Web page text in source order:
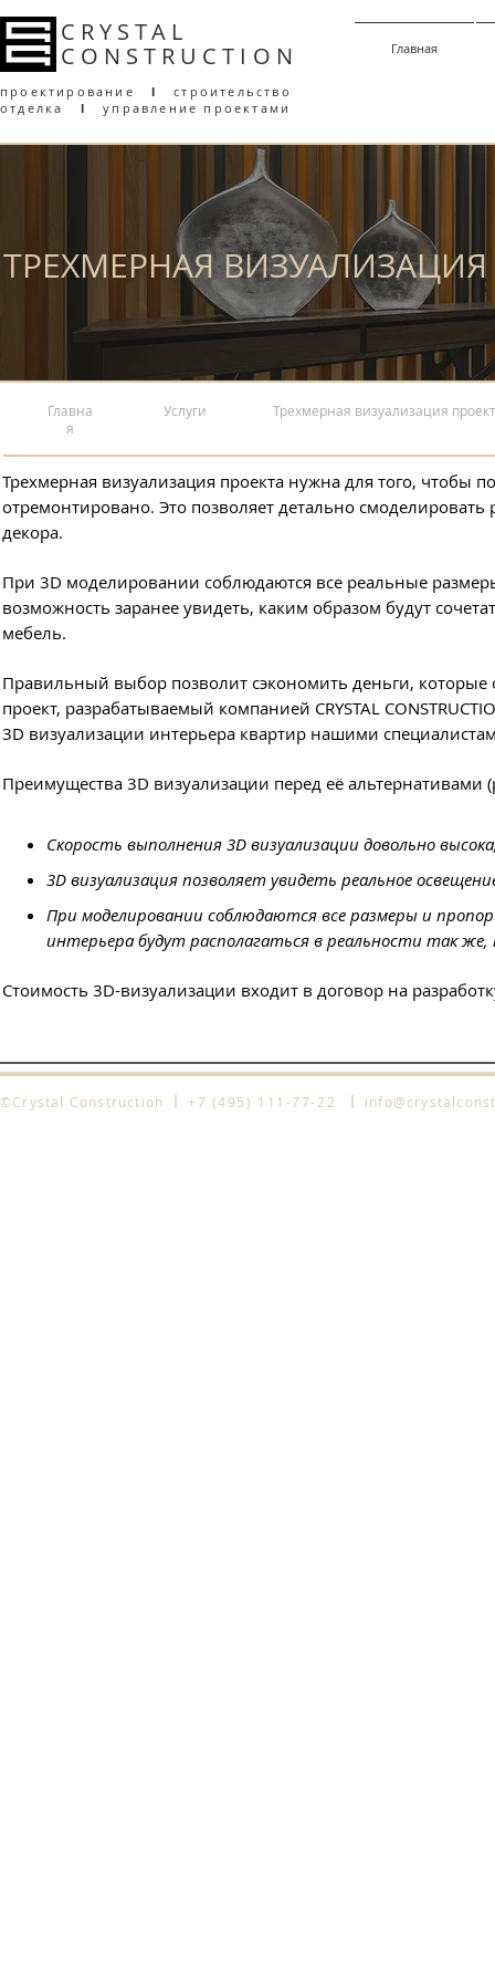
CRYSTAL
CONSTRUCT I ON Главная
проектирование l
строительство
отделка
l управление проектами
ТРЕХМЕРНАЯ
Главна
я
Услуги Трехмерная визуализация
​Трехмерная визуализация проекта нужна для того, чтобы
отремонтировано. Это позволяет детально
декора. ​
При 3D моделировании соблюдаются все реальные
возможность заранее увидеть, каким образом будут
мебель.
Правильный выбор позволит сэкономить деньги,
проект, разрабатываемый компанией CRYSTAL
3D визуализации интерьера квартир нашими
Преимущества 3D визуализации перед её
Скорость выполнения 3D визуализации довольно
3D визуализация позволяет увидеть реальное
При моделировании соблюдаются все размеры и
интерьера будут располагаться в реальности так же,
Стоимость 3D-визуализации входит в договор на
©Crystal Construction +7 (495) 111-77-22
l l